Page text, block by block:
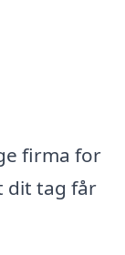
firma for
dit tag får